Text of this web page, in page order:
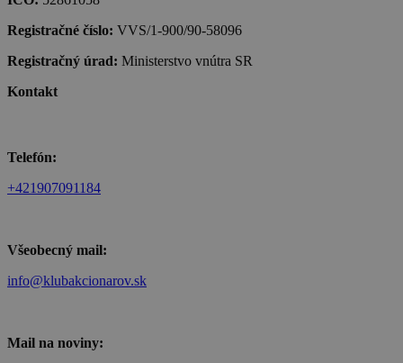
Registračné číslo: VVS/1-900/90-58096
Registračný úrad: Ministerstvo vnútra SR
Kontakt
Telefón:
+421907091184
Všeobecný mail:
info@klubakcionarov.sk
Mail na noviny: